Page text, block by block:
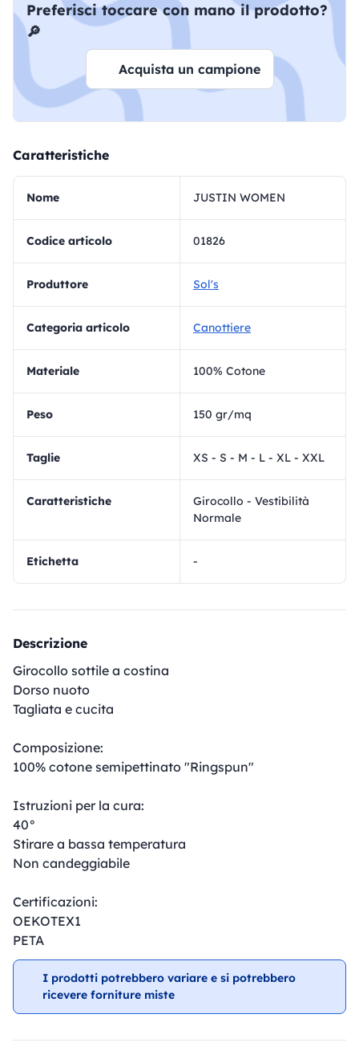
Preferisci toccare con mano il prodotto?
🔎
Acquista un campione
Caratteristiche
Nome JUSTIN WOMEN
Codice articolo 01826
Produttore Sol's
Categoria articolo Canottiere
materiale 100% Cotone
Peso 150 gr/mq
Taglie XS - S - M - L - XL - XXL
Caratteristiche
Girocollo - Vestibilità
Normale
Etichetta -
Descrizione
Girocollo sottile a costina
Dorso nuoto
Tagliata e cucita
Composizione:
100% cotone semipettinato "Ringspun"
Istruzioni per la cura:
40°
Stirare a bassa temperatura
Non candeggiabile
Certificazioni:
OEKOTEX1
PETA
I prodotti potrebbero variare e si potrebbero
ricevere forniture miste